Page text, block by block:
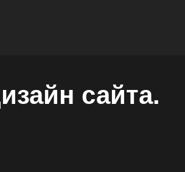
сайта.